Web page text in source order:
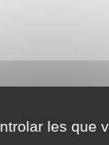
les que